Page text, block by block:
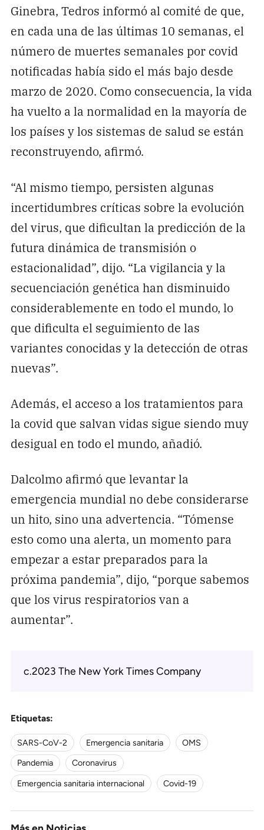
Ginebra, Tedros informó al comité de que,
en cada una de las últimas 10 semanas, el
número de muertes semanales por covid
notificadas había sido el más bajo desde
marzo de 2020. Como consecuencia, la vida
ha vuelto a la normalidad en la mayoría de
los países y los sistemas de salud se están
reconstruyendo, afirmó.
“Al mismo tiempo, persisten algunas
incertidumbres críticas sobre la evolución
del virus, que dificultan la predicción de la
futura dinámica de transmisión o
estacionalidad”, dijo. “La vigilancia y la
secuenciación genética han disminuido
considerablemente en todo el mundo, lo
que dificulta el seguimiento de las
variantes conocidas y la detección de otras
nuevas”.
Además, el acceso a los tratamientos para
la covid que salvan vidas sigue siendo muy
desigual en todo el mundo, añadió.
Dalcolmo afirmó que levantar la
emergencia mundial no debe considerarse
un hito, sino una advertencia. “Tómense
esto como una alerta, un momento para
empezar a estar preparados para la
próxima pandemia”, dijo, “porque sabemos
que los virus respiratorios van a
aumentar”.
c.2023 The New York Times Company
Etiquetas:
SARS-CoV-2 Emergencia sanitaria
OMS
Pandemia
Coronavirus
Emergencia sanitaria internacional
Covid-19